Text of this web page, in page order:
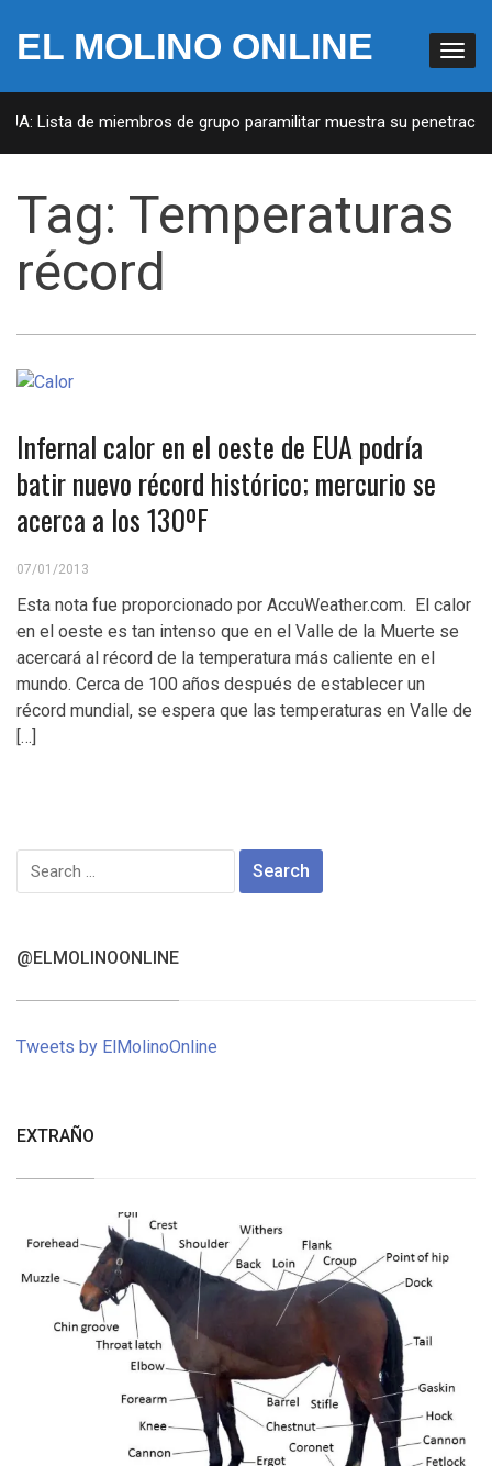
EL MOLINO ONLINE
Lista de miembros de grupo paramilitar muestra su penetración
Tag: Temperaturas
récord
Infernal calor en el oeste de EUA podría
batir nuevo récord histórico; mercurio se
acerca a los 130ºF
07/01/2013
Esta nota fue proporcionado por AccuWeather.com. El calor
en el oeste es tan intenso que en el Valle de la Muerte se
acercará al récord de la temperatura más caliente en el
mundo. Cerca de 100 años después de establecer un
récord mundial, se espera que las temperaturas en Valle de
[…]
Search
@ELMOLINOONLINE
Tweets by ElMolinoOnline
EXTRAÑO